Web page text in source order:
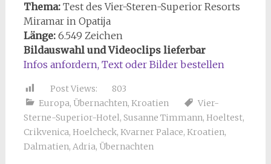
Thema: Test des Vier-Steren-Superior Resorts
Miramar in Opatija
Länge: 6.549 Zeichen
Bildauswahl und Videoclips lieferbar
Infos anfordern, Text oder Bilder bestellen
Post Views:
803
Europa, Übernachten, Kroatien
Vier-
Sterne-Superior-Hotel, Susanne Timmann, Hoeltest,
Crikvenica, Hoelcheck, Kvarner Palace, Kroatien,
Dalmatien, Adria, Übernachten